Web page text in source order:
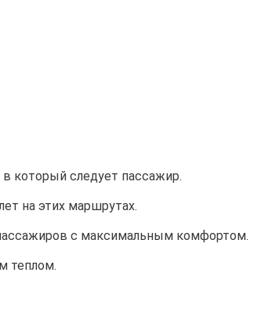
который следует пассажир.
на этих маршрутах.
с максимальным комфортом.
теплом.